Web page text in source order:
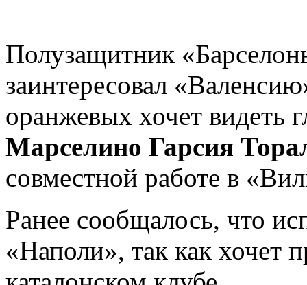
Полузащитник
заинтересовал
оранжевых хочет видеть
Марселино Гарсия
совместной работе в
Ранее сообщалось, что
«Наполи», так как хочет